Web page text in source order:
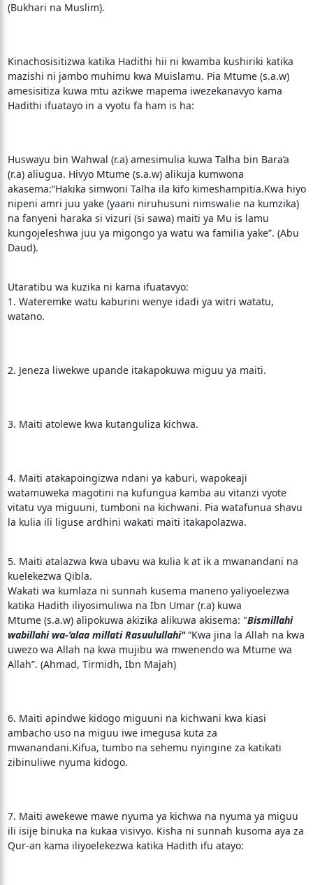
(Bukhari na Muslim).
Kinachosisitizwa katika Hadithi hii ni kwamba kushiriki katika
mazishi ni jambo muhimu kwa Muislamu. Pia Mtume (s.a.w)
amesisitiza kuwa mtu azikwe mapema iwezekanavyo kama
Hadithi ifuatayo in a vyotu fa ham is ha:
Huswayu bin Wahwal (r.a) amesimulia kuwa Talha bin Bara’a
(r.a) aliugua. Hivyo Mtume (s.a.w) alikuja kumwona
akasema:“Hakika simwoni Talha ila kifo kimeshampitia.Kwa hiyo
nipeni amri juu yake (yaani niruhusuni nimswalie na kumzika)
na fanyeni haraka si vizuri (si sawa) maiti ya Mu is lamu
kungojeleshwa juu ya migongo ya watu wa familia yake”. (Abu
Daud).
Utaratibu wa kuzika ni kama ifuatavyo:
1. Wateremke watu kaburini wenye idadi ya witri watatu,
watano.
2. Jeneza liwekwe upande itakapokuwa miguu ya maiti.
3. Maiti atolewe kwa kutanguliza kichwa.
4. Maiti atakapoingizwa ndani ya kaburi, wapokeaji
watamuweka magotini na kufungua kamba au vitanzi vyote
vitatu vya miguuni, tumboni na kichwani. Pia watafunua shavu
la kulia ili liguse ardhini wakati maiti itakapolazwa.
5. Maiti atalazwa kwa ubavu wa kulia k at ik a mwanandani na
kuelekezwa Qibla.
Wakati wa kumlaza ni sunnah kusema maneno yaliyoelezwa
katika Hadith iliyosimuliwa na Ibn Umar (r.a) kuwa
Mtume (s.a.w) alipokuwa akizika alikuwa akisema: "Bismillahi
wabillahi wa-’alaa millati Rasuulullahi"“Kwa jina la Allah na kwa
uwezo wa Allah na kwa mujibu wa mwenendo wa Mtume wa
Allah”. (Ahmad, Tirmidh, Ibn Majah)
6. Maiti apindwe kidogo miguuni na kichwani kwa kiasi
ambacho uso na miguu iwe imegusa kuta za
mwanandani.Kifua, tumbo na sehemu nyingine za katikati
zibinuliwe nyuma kidogo.
7. Maiti awekewe mawe nyuma ya kichwa na nyuma ya miguu
ili isije binuka na kukaa visivyo. Kisha ni sunnah kusoma aya za
Qur-an kama iliyoelekezwa katika Hadith ifu atayo: